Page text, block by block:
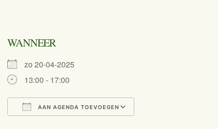
WANNEER
zo 20-04-2025
13:00 - 17:00
AAN AGENDA TOEVOEGEN